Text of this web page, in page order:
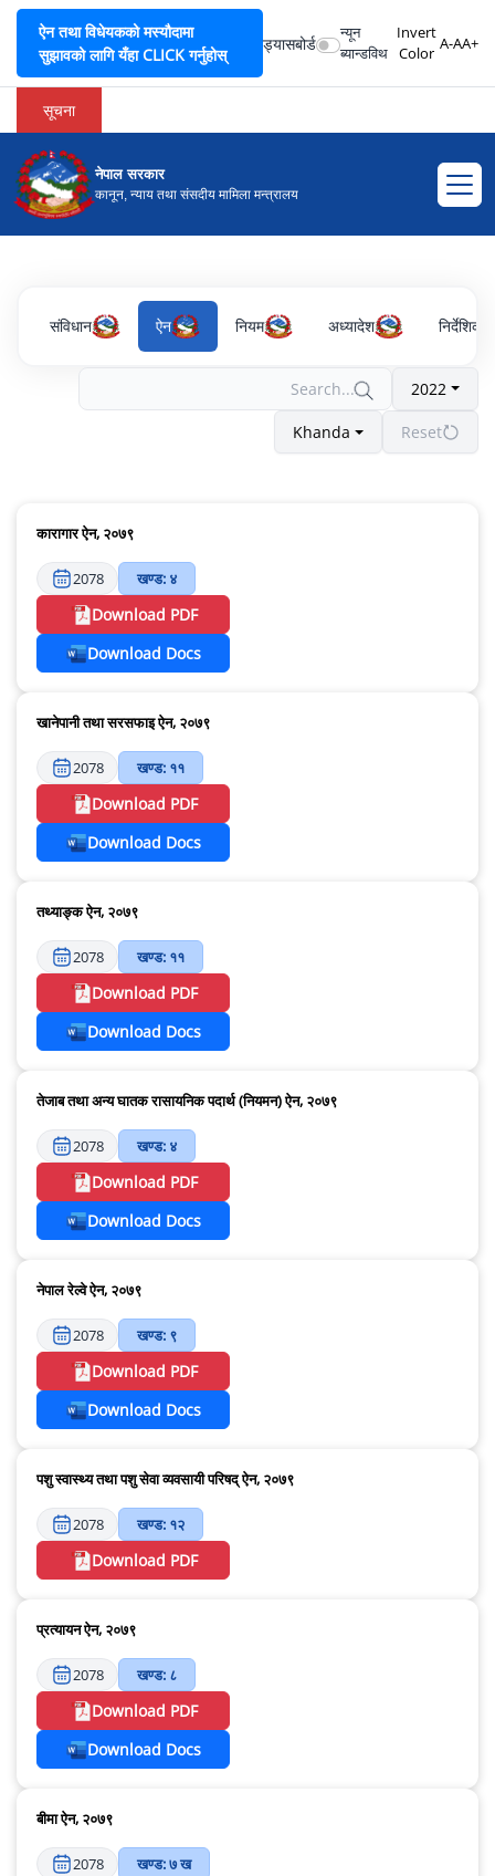
ऐन तथा विधेयकको मस्यौदामा
सुझावको लागि यँहा CLICK गर्नुहोस्
ड्यासबोर्ड
न्यून
ब्यान्डविथ
Invert
Color
A-AA+
सूचना
नेपाल सरकार
कानून, न्याय तथा संसदीय मामिला मन्त्रालय
संविधान ऐन नियम अध्यादेश निर्देशिका
2022
Khanda Reset
कारागार ऐन, २०७९
2078 खण्ड: ४
Download PDF
Download Docs
खानेपानी तथा सरसफाइ ऐन, २०७९
2078 खण्ड: ११
Download PDF
Download Docs
तथ्याङ्क ऐन, २०७९
2078 खण्ड: ११
Download PDF
Download Docs
तेजाब तथा अन्य घातक रासायनिक पदार्थ (नियमन) ऐन, २०७९
2078 खण्ड: ४
Download PDF
Download Docs
नेपाल रेल्वे ऐन, २०७९
2078 खण्ड: ९
Download PDF
Download Docs
पशु स्वास्थ्य तथा पशु सेवा व्यवसायी परिषद् ऐन, २०७९
2078 खण्ड: १२
Download PDF
प्रत्यायन ऐन, २०७९
2078 खण्ड: ८
Download PDF
Download Docs
बीमा ऐन, २०७९
2078 खण्ड: ७ ख